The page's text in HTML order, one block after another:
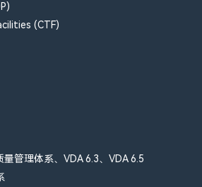
(CTF)
量管理体系、VDA 6.3、VDA 6.5